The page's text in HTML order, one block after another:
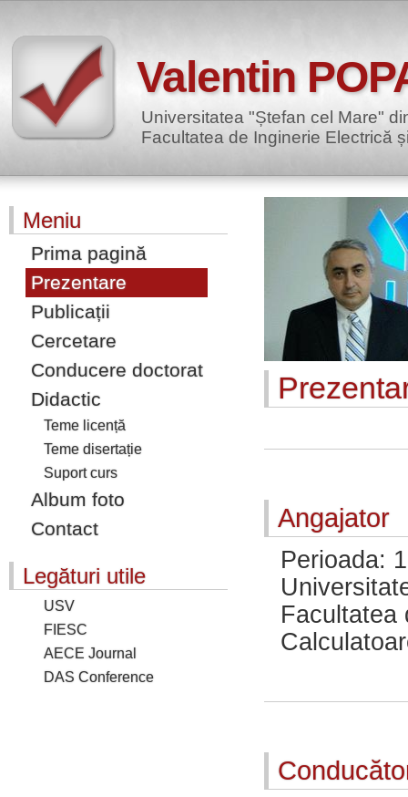
Valentin
Universitatea "Ștefan cel Mare"
Facultatea de Inginerie Electrică
Meniu
Prima pagină
Prezentare
Publicații
Cercetare
Conducere doctorat
Didactic
Teme licență
Teme disertație
Suport curs
Album foto
Contact
Legături utile
USV
FIESC
AECE Journal
DAS Conference
Angajator
Perioada:
Facultatea